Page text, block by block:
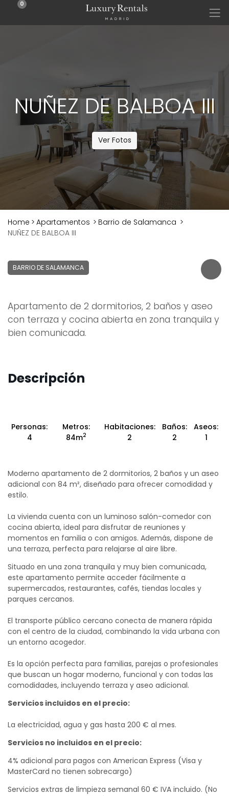
0
NUÑEZ DE BALBOA III
Ver Fotos
Home > Apartamentos > Barrio de Salamanca >
NUÑEZ DE BALBOA III
BARRIO DE SALAMANCA
Apartamento de 2 dormitorios, 2 baños y aseo
con terraza y cocina abierta en zona tranquila y
bien comunicada.
Descripción
Personas:
4
Metros:
84m2
Habitaciones:
2
Baños:
2
Aseos:
1
Moderno apartamento de 2 dormitorios, 2 baños y un aseo
adicional con 84 m², diseñado para ofrecer comodidad y
estilo.
La vivienda cuenta con un luminoso salón-comedor con
cocina abierta, ideal para disfrutar de reuniones y
momentos en familia o con amigos. Además, dispone de
una terraza, perfecta para relajarse al aire libre.
Situado en una zona tranquila y muy bien comunicada,
este apartamento permite acceder fácilmente a
supermercados, restaurantes, cafés, tiendas locales y
parques cercanos.
El transporte público cercano conecta de manera rápida
con el centro de la ciudad, combinando la vida urbana con
un entorno acogedor.
Es la opción perfecta para familias, parejas o profesionales
que buscan un hogar moderno, funcional y con todas las
comodidades, incluyendo terraza y aseo adicional.
Servicios incluidos en el precio:
La electricidad, agua y gas hasta 200 € al mes.
Servicios no incluidos en el precio:
4% adicional para pagos con American Express (Visa y
MasterCard no tienen sobrecargo)
Servicios extras de limpieza semanal 60 € IVA incluido. (No